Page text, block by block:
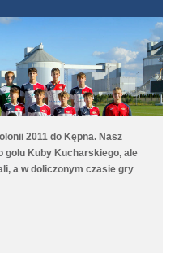
2011 do Kępna. Nasz
golu Kuby Kucharskiego, ale
a w doliczonym czasie gry
pokonała 9:1 (2:0) Juna-
w tym meczu popisał się